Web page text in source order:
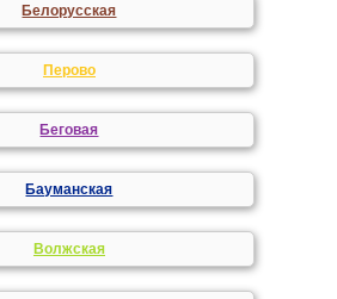
Белорусская
Перово
Беговая
Бауманская
Волжская